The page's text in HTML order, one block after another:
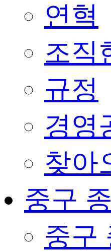
연혁
조직
규정
경영
찾아
중구
중구